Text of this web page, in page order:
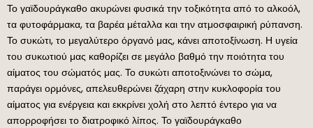
Το γαϊδουράγκαθο ακυρώνει φυσικά την τοξικότητα από το αλκοόλ,
τα φυτοφάρμακα, τα βαρέα μέταλλα και την ατμοσφαιρική ρύπανση.
Το συκώτι, το μεγαλύτερο όργανό μας, κάνει αποτοξίνωση. Η υγεία
του συκωτιού μας καθορίζει σε μεγάλο βαθμό την ποιότητα του
αίματος του σώματός μας. Το συκώτι αποτοξινώνει το σώμα,
παράγει ορμόνες, απελευθερώνει ζάχαρη στην κυκλοφορία του
αίματος για ενέργεια και εκκρίνει χολή στο λεπτό έντερο για να
απορροφήσει το διατροφικό λίπος. Το γαϊδουράγκαθο